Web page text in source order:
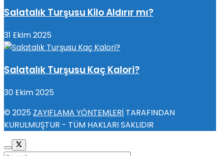
Salatalık Turşusu Kilo Aldırır mı?
31 Ekim 2025
Salatalık Turşusu Kaç Kalori?
30 Ekim 2025
© 2025 ZAYIFLAMA YÖNTEMLERİ TARAFINDAN
KURULMUŞTUR - TÜM HAKLARI SAKLIDIR